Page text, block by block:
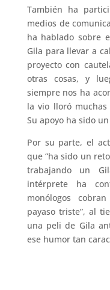
También ha
medios de
ha hablado sobre
Gila para llevar a
proyecto con
otras cosas, y
siempre nos ha
la vio lloró muchas
Su apoyo ha sido
Por su parte, el
que “ha sido un
trabajando un
intérprete ha
monólogos
payaso triste”, al
una peli de Gila
ese humor tan